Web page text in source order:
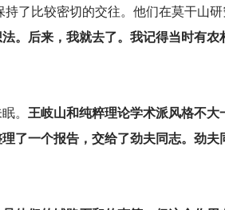
了比较密切的交往。他们在莫干山
。后来，我就去了。我记得当时有
。 王岐山和纯粹理论学术派风格不
了一个报告，交给了劲夫同志。劲